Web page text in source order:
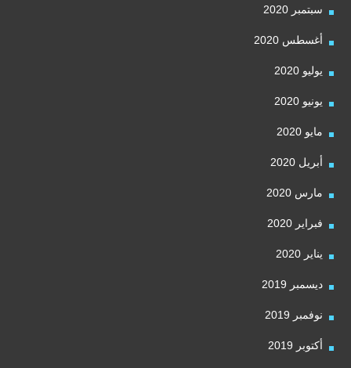
سبتمبر 2020
أغسطس 2020
يوليو 2020
يونيو 2020
مايو 2020
أبريل 2020
مارس 2020
فبراير 2020
يناير 2020
ديسمبر 2019
نوفمبر 2019
أكتوبر 2019